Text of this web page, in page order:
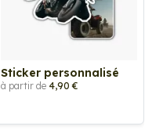
Sticker personnalisé
à partir de 4,90 €